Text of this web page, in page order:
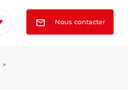
Nous contacter